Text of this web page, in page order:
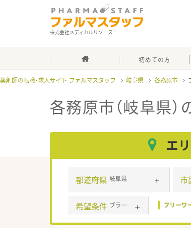
株式会社メディカルリソース
初めての方
薬剤師の転職・求人サイト ファルマスタッフ 岐阜県 各務原市
各務原市（岐阜県
エ
都道府県 岐阜県 市
希望条件 ブランク可 フリーワ